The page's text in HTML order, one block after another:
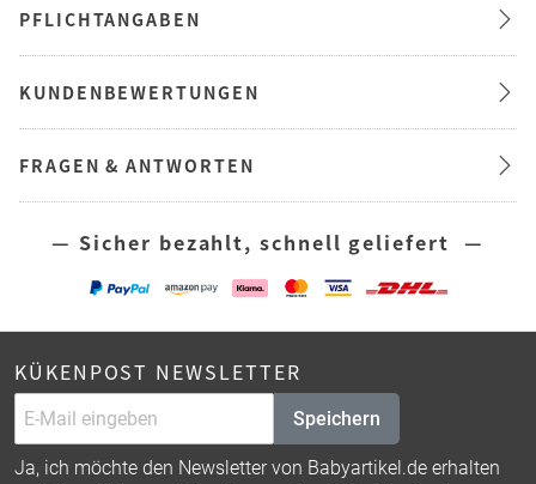
PFLICHTANGABEN
KUNDENBEWERTUNGEN
FRAGEN & ANTWORTEN
— Sicher bezahlt, schnell geliefert —
KÜKENPOST NEWSLETTER
Speichern
Ja, ich möchte den Newsletter von Babyartikel.de erhalten